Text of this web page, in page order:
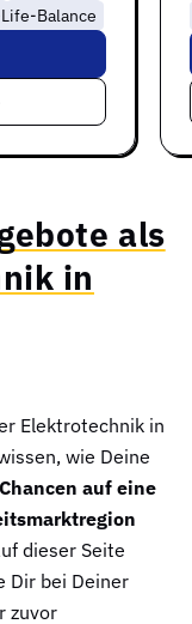
Balance
als
in
Elektrotechnik in
wie Deine
auf eine
dieser Seite
Dir bei Deiner
zuvor